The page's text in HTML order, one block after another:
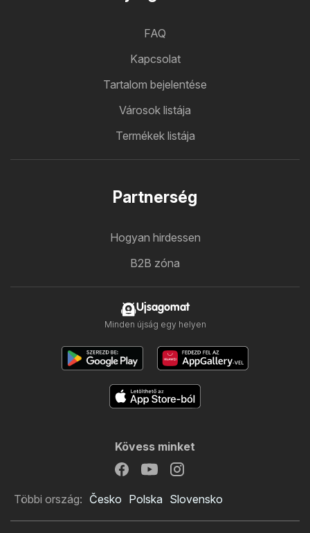
FAQ
Kapcsolat
Tartalom bejelentése
Városok listája
Termékek listája
Partnerség
Hogyan hirdessen
B2B zóna
Ujsagomat
Minden újság egy helyen
Kövess minket
Többi ország: Česko Polska Slovensko